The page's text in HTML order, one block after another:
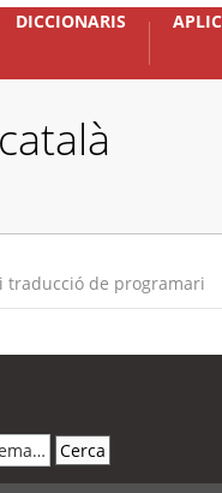
DICCIONARIS
traducció de programari